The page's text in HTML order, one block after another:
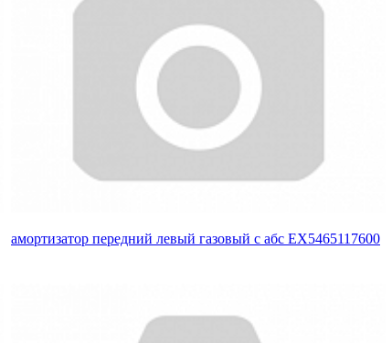
амортизатор передний левый газовый с абс EX5465117600